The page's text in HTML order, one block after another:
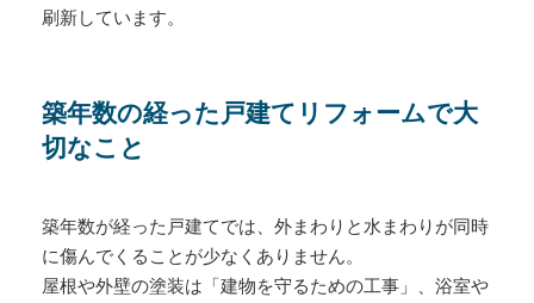
刷新しています。
築年数の経った戸建てリフォームで大
切なこと
築年数が経った戸建てでは、外まわりと水まわりが同時
に傷んでくることが少なくありません。
屋根や外壁の塗装は「建物を守るための工事」、浴室や